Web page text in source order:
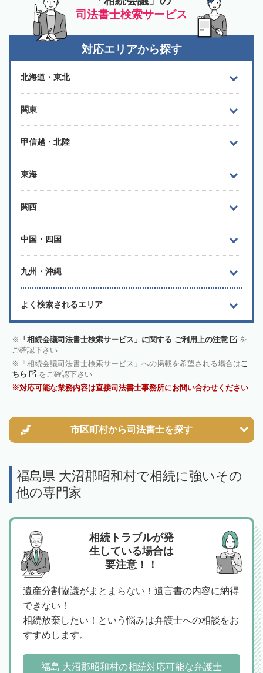
司法書士検索サービス
対応エリアから探す
北海道・東北
関東
甲信越・北陸
東海
関西
中国・四国
九州・沖縄
よく検索されるエリア
「相続会議司法書士検索サービス」に関する ご利用上の注意
を
ご確認下さい
「相続会議司法書士検索サービス」への掲載を希望される場合はこ
ちら
をご確認下さい
対応可能な業務内容は直接司法書士事務所にお問い合わせください
市区町村から司法書士を探す
福島県 大沼郡昭和村で相続に強いその
他の専門家
相続トラブルが発
生している場合は
要注意！！
遺産分割協議がまとまらない！遺言書の内容に納得
できない！
相続放棄したい！という悩みは弁護士への相談をお
すすめします。
福島 大沼郡昭和村の相続対応可能な弁護士